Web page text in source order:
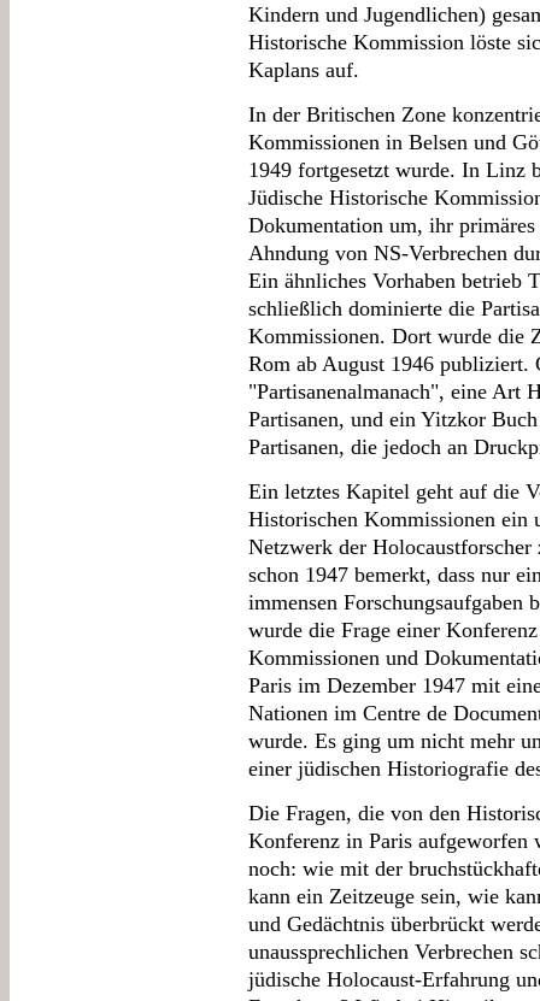
Kindern und Jugendlichen)
Historische Kommission löste
Kaplans auf.
In der Britischen Zone
Kommissionen in Belsen und
1949 fortgesetzt wurde. In Linz
Jüdische Historische
Dokumentation um, ihr
Ahndung von NS-Verbrechen
Ein ähnliches Vorhaben betrieb
schließlich dominierte die
Kommissionen. Dort wurde die
Rom ab August 1946 publiziert.
"Partisanenalmanach", eine Art
Partisanen, und ein Yitzkor
Partisanen, die jedoch an
Ein letztes Kapitel geht auf die
Historischen Kommissionen ein
Netzwerk der
schon 1947 bemerkt, dass nur
immensen
wurde die Frage einer
Kommissionen und
Paris im Dezember 1947 mit
Nationen im Centre de
wurde. Es ging um nicht mehr
einer jüdischen Historiografie
Die Fragen, die von den
Konferenz in Paris aufgeworfen
noch: wie mit der
kann ein Zeitzeuge sein, wie
und Gedächtnis überbrückt
unaussprechlichen Verbrechen
jüdische Holocaust-Erfahrung